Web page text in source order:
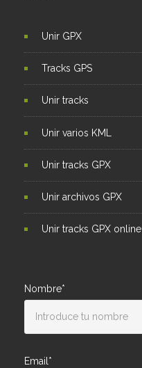
Unir GPX
Tracks GPS
Unir tracks
Unir varios KML
Unir tracks GPX
Unir archivos GPX
Unir tracks GPX online
Nombre*
Email*